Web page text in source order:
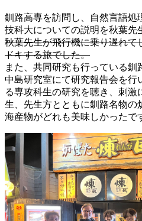
釧路高専を訪問し、自然言語処
技科大についての説明を秋葉先
秋葉先生が飛行機に乗り遅れて
ドキする旅でした。
また、共同研究も行っている釧
中島研究室にて研究報告会を行
る専攻科生の研究を聴き、刺激
生、先生方とともに釧路名物の
海産物がどれも美味しかったで